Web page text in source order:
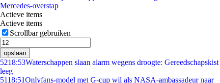
Mercedes-overstap
Actieve items
Actieve items
Scrollbar gebruiken
opslaan
5218:53Waterschappen slaan alarm wegens droogte: Gereedschapskist
leeg
5118:51Onlyfans-model met G-cup wil als NASA-ambassadeur naar